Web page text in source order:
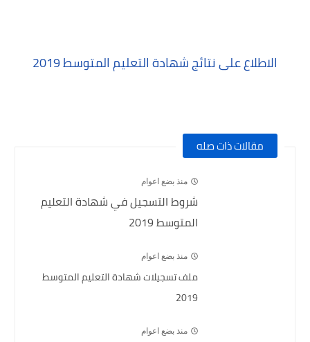
الاطلاع على نتائج شهادة التعليم المتوسط 2019
مقالات ذات صله
منذ بضع اعوام
شروط التسجيل في شهادة التعليم
المتوسط 2019
منذ بضع اعوام
ملف تسجيلات شهادة التعليم المتوسط
2019
منذ بضع اعوام